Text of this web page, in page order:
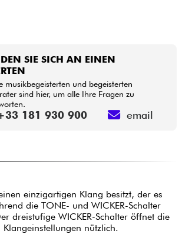
SIE SICH AN EINEN
musikbegeisterten und begeisterten
sind hier, um alle Ihre Fragen zu
181 930 900 email
einzigartigen Klang besitzt, der es
die TONE- und WICKER-Schalter
dreistufige WICKER-Schalter öffnet die
nützlich.